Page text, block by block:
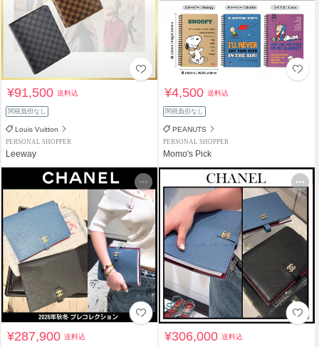
¥91,500送料込
関税負担なし
Louis Vuitton
PERSONAL SHOPPER
Leeway
¥4,500送料込
関税負担なし
PEANUTS
PERSONAL SHOPPER
Momo's Pick
¥287,900送料込 ¥306,000送料込